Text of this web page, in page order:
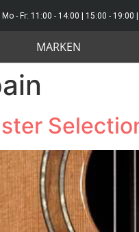
Mo - Fr: 11:00 - 14:00 | 15:00 - 19:00
MARKEN